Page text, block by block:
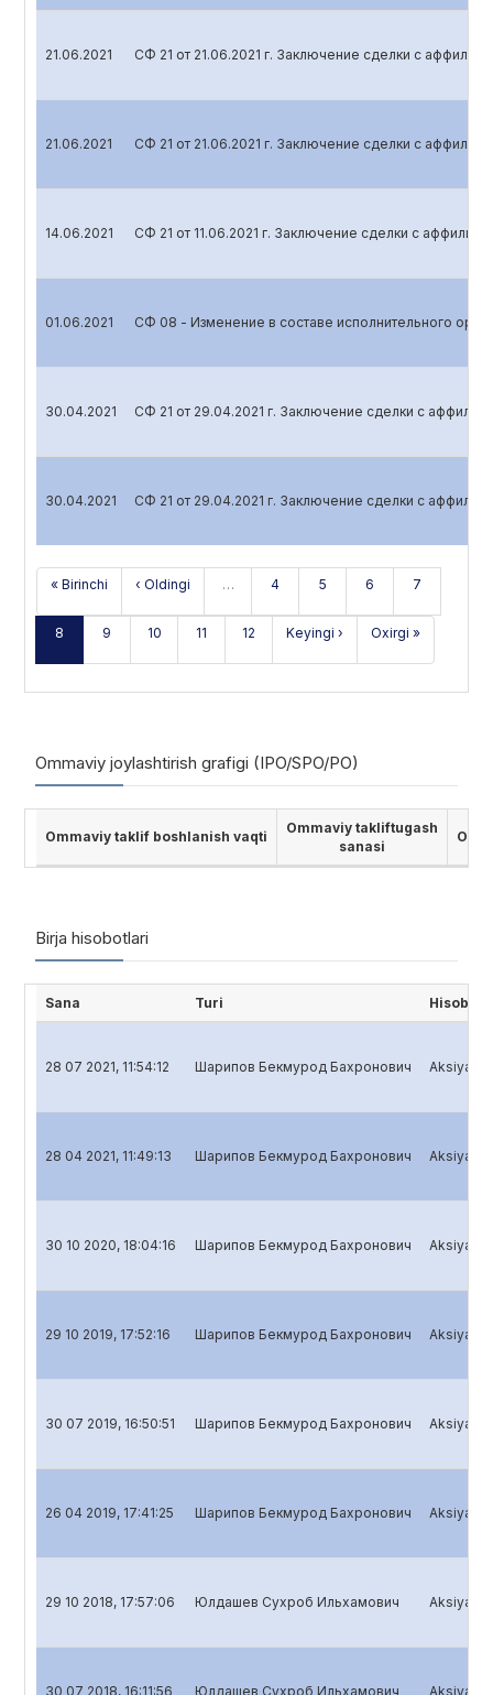
21.06.2021 СФ 21 от 21.06.2021 г. Заключение сделки с
21.06.2021 СФ 21 от 21.06.2021 г. Заключение сделки с
14.06.2021 СФ 21 от 11.06.2021 г. Заключение сделки с
01.06.2021 СФ 08 - Изменение в составе исполнительного
30.04.2021 СФ 21 от 29.04.2021 г. Заключение сделки с
30.04.2021 СФ 21 от 29.04.2021 г. Заключение сделки с
« Birinchi ‹ Oldingi … 4 5 6 7
8 9 10 11 12 Keyingi › Oxirgi »
Ommaviy joylashtirish grafigi (IPO/SPO/PO)
Ommaviy taklif boshlanish vaqti
Ommaviy takliftugash
sanasi
Birja hisobotlari
Sana Turi Hisobot
28 07 2021, 11:54:12 Шарипов Бекмурод Бахронович
28 04 2021, 11:49:13 Шарипов Бекмурод Бахронович
30 10 2020, 18:04:16 Шарипов Бекмурод Бахронович
29 10 2019, 17:52:16 Шарипов Бекмурод Бахронович
30 07 2019, 16:50:51 Шарипов Бекмурод Бахронович
26 04 2019, 17:41:25 Шарипов Бекмурод Бахронович
29 10 2018, 17:57:06 Юлдашев Сухроб Ильхамович
30 07 2018, 16:11:56 Юлдашев Сухроб Ильхамович